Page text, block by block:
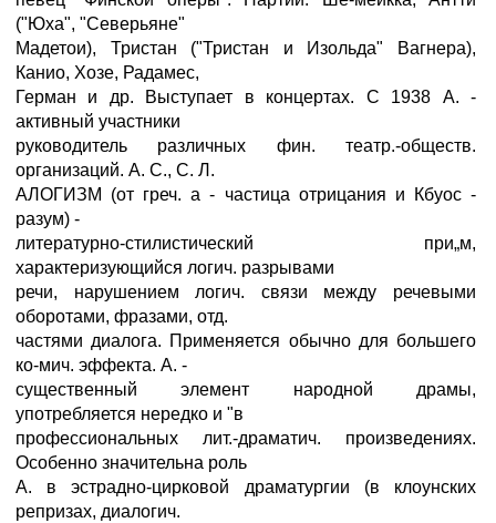
("Юха", "Северьяне"
Мадетои), Тристан ("Тристан и Изольда" Вагнера),
Канио, Хозе, Радамес,
Герман и др. Выступает в концертах. С 1938 А. -
активный участники
руководитель различных фин. театр.-обществ.
организаций. А. С., С. Л.
АЛОГИЗМ (от греч. a - частица отрицания и Кбуос -
разум) -
литературно-стилистический при„м,
характеризующийся логич. разрывами
речи, нарушением логич. связи между речевыми
оборотами, фразами, отд.
частями диалога. Применяется обычно для большего
ко-мич. эффекта. А. -
существенный элемент народной драмы,
употребляется нередко и "в
профессиональных лит.-драматич. произведениях.
Особенно значительна роль
А. в эстрадно-цирковой драматургии (в клоунских
репризах, диалогич.